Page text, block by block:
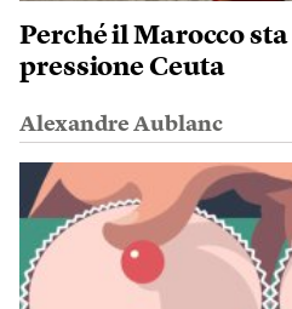
Perché il Marocco
pressione Ceuta
Alexandre Aublanc